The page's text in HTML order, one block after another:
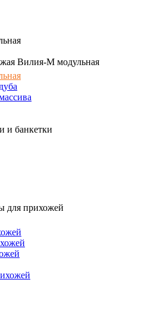
Вилия-М модульная
и банкетки
для прихожей